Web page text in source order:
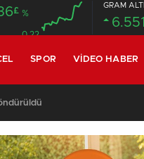
£ %
0.22
GRAM
SPOR VIDEO HABER
ve karadan müdahale